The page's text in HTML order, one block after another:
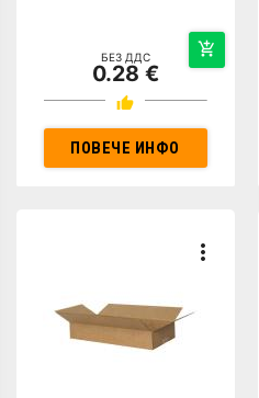
БЕЗ ДДС
0.28 €
ПОВЕЧЕ ИНФО